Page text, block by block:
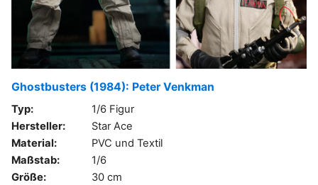
Ghostbusters (1984): Peter Venkman
Typ:
1/6 Figur
Hersteller:
Star Ace
Material:
PVC und Textil
Maßstab:
1/6
Größe:
30 cm